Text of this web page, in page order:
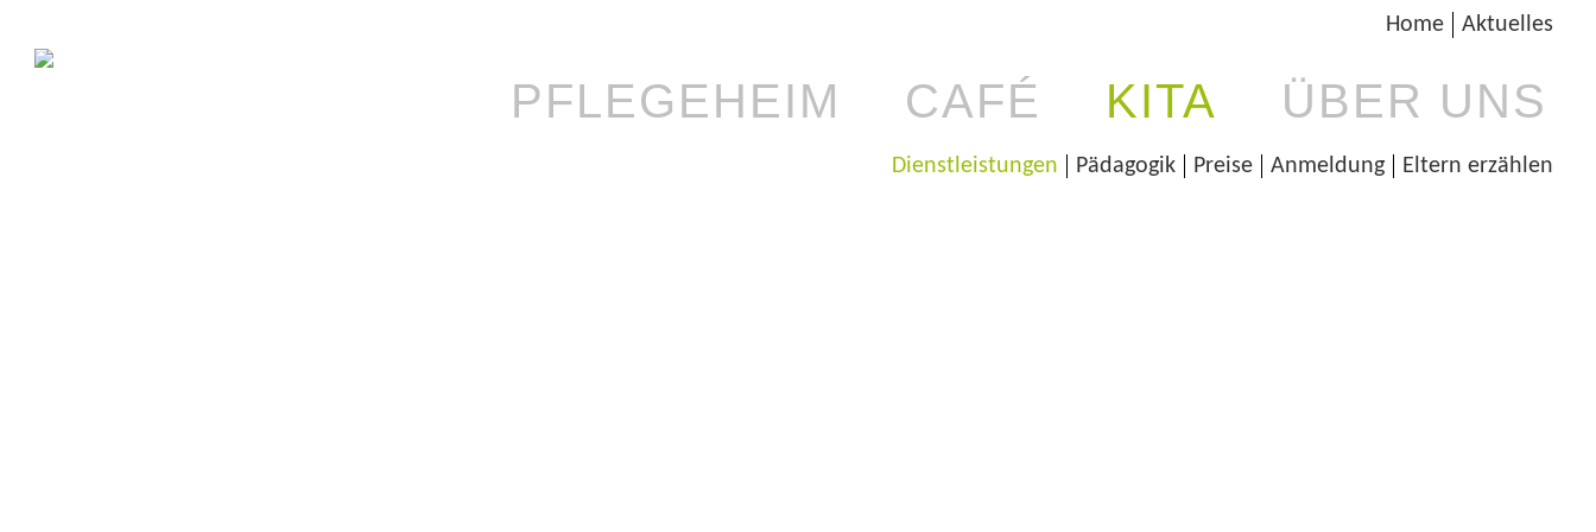
Home Aktuelles
PFLEGEHEIM CAFÉ KITA ÜBER UNS
Dienstleistungen Pädagogik Preise Anmeldung Eltern erzählen